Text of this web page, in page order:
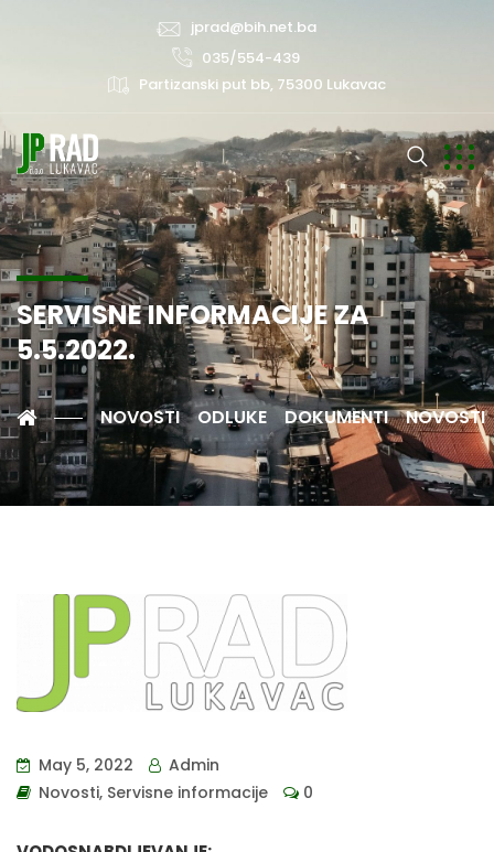
jprad@bih.net.ba
035/554-439
Partizanski put bb, 75300 Lukavac
SERVISNE INFORMACIJE ZA
5.5.2022.
NOVOSTI ODLUKE DOKUMENTI NOVOSTI
May 5, 2022
Admin
Novosti, Servisne informacije 0